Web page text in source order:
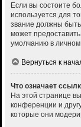
Если вы состоите
используется для
звание должны
может
умолчанию в
Вернуться к
Что означает
На этой странице
конференции и
которые они